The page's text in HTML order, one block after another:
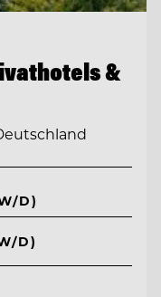
&
D)
D)